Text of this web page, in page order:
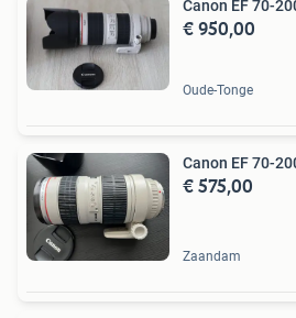
Canon EF 70-
€ 950,00
Oude-Tonge
Canon EF 70-
€ 575,00
Zaandam